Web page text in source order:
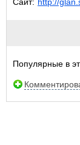
Популярные в